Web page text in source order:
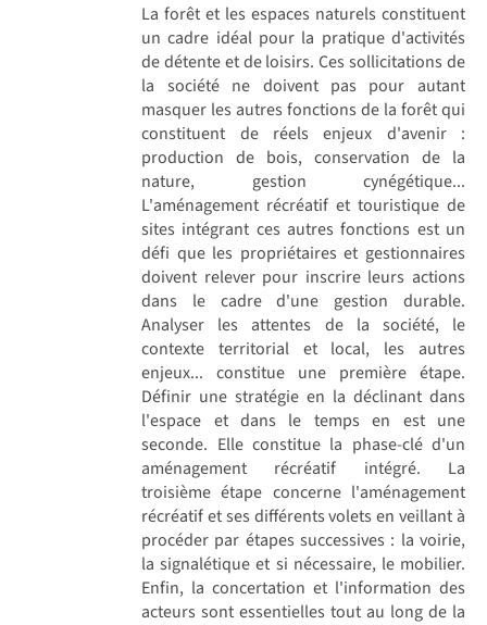
La forêt et les espaces naturels constituent
un cadre idéal pour la pratique d'activités
de détente et de loisirs. Ces sollicitations de
la société ne doivent pas pour autant
masquer les autres fonctions de la forêt qui
constituent de réels enjeux d'avenir :
production de bois, conservation de la
nature, gestion cynégétique...
L'aménagement récréatif et touristique de
sites intégrant ces autres fonctions est un
défi que les propriétaires et gestionnaires
doivent relever pour inscrire leurs actions
dans le cadre d'une gestion durable.
Analyser les attentes de la société, le
contexte territorial et local, les autres
enjeux... constitue une première étape.
Définir une stratégie en la déclinant dans
l'espace et dans le temps en est une
seconde. Elle constitue la phase-clé d'un
aménagement récréatif intégré. La
troisième étape concerne l'aménagement
récréatif et ses différents volets en veillant à
procéder par étapes successives : la voirie,
la signalétique et si nécessaire, le mobilier.
Enfin, la concertation et l'information des
acteurs sont essentielles tout au long de la